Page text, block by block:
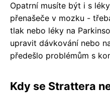
Opatrní musíte být i s
přenašeče v mozku -
tlak nebo léky na
upravit dávkování nebo
předešlo problémům s
Kdy se Strattera